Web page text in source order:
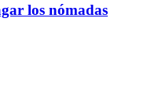
los nómadas